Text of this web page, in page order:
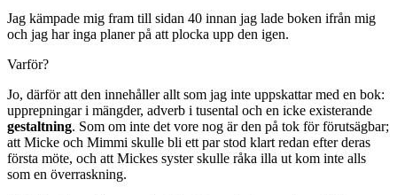
Jag kämpade mig fram till sidan 40 innan jag lade boken ifrån mig
och jag har inga planer på att plocka upp den igen.
Varför?
Jo, därför att den innehåller allt som jag inte uppskattar med en bok:
upprepningar i mängder, adverb i tusental och en icke existerande
gestaltning. Som om inte det vore nog är den på tok för förutsägbar;
att Micke och Mimmi skulle bli ett par stod klart redan efter deras
första möte, och att Mickes syster skulle råka illa ut kom inte alls
som en överraskning.